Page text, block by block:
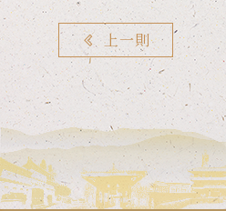
上一則